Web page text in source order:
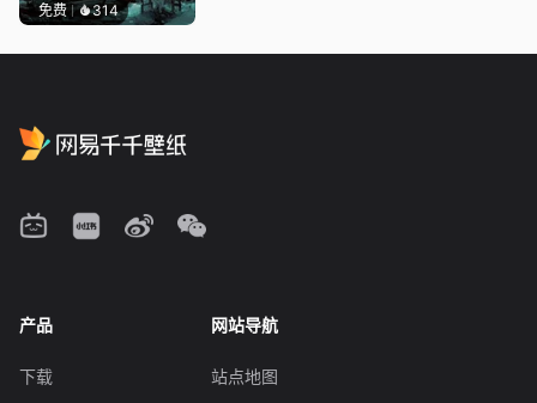
免费 314
产品
下载
网站导航
站点地图